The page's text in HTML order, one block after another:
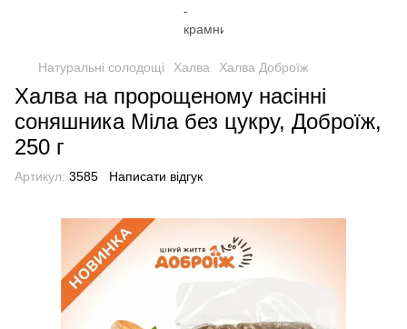
Натуральні солодощі Халва Халва Доброїж
Халва на пророщеному насінні
соняшника Міла без цукру, Доброїж,
250 г
Артикул: 3585 Написати відгук